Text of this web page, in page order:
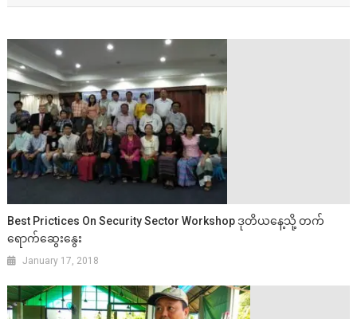
Best Prictices On Security Sector Workshop ဒုတိယနေ့သို့ တက်
ရောက်ဆွေးနွေး
January 17, 2018